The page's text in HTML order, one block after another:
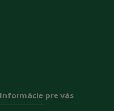
Informácie pre vás